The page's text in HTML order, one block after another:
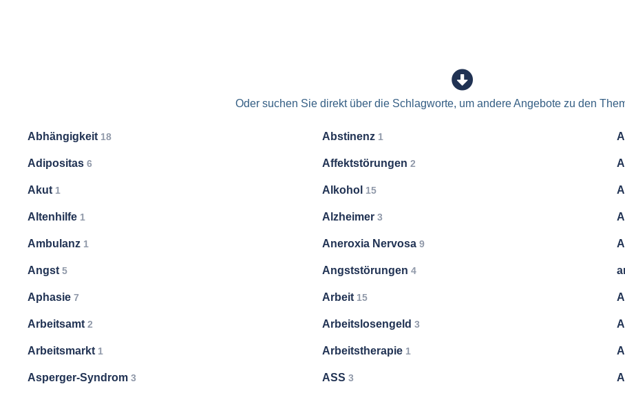
Oder suchen Sie direkt über die Schlagworte, um andere Angebote zu den
Abhängigkeit 18 Abstinenz 1
Adipositas 6 Affektstörungen 2
Akut 1 Alkohol 15
Altenhilfe 1 Alzheimer 3
Ambulanz 1 Aneroxia Nervosa 9
Angst 5 Angststörungen 4
Aphasie 7 Arbeit 15
Arbeitsamt 2 Arbeitslosengeld 3
Arbeitsmarkt 1 Arbeitstherapie 1
Asperger-Syndrom 3 ASS 3